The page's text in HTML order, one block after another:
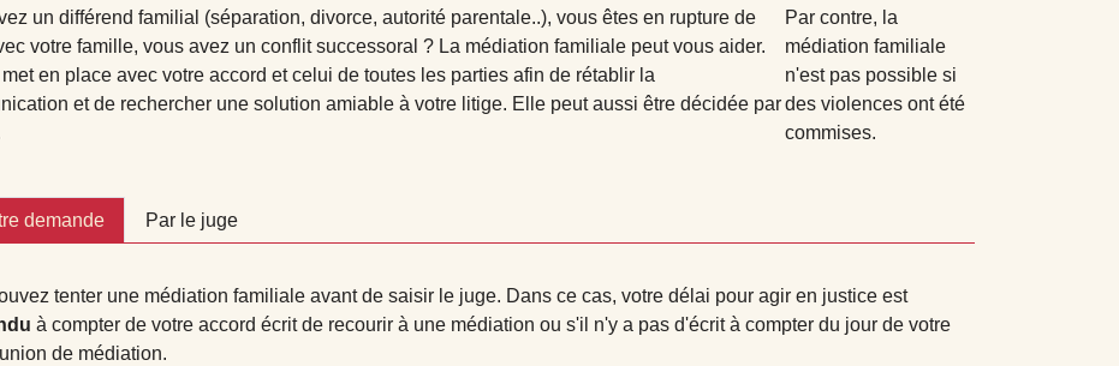
un différend familial (séparation, divorce, autorité parentale..), vous êtes en rupture de
votre famille, vous avez un conflit successoral ? La médiation familiale peut vous aider.
en place avec votre accord et celui de toutes les parties afin de rétablir la
et de rechercher une solution amiable à votre litige. Elle peut aussi être décidée par
Par contre, la
médiation familiale
n'est pas possible si
des violences ont été
commises.
demande Par le juge
tenter une médiation familiale avant de saisir le juge. Dans ce cas, votre délai pour agir en justice est
à compter de votre accord écrit de recourir à une médiation ou s'il n'y a pas d'écrit à compter du jour de votre
de médiation.